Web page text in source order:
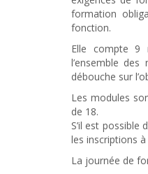
formation
fonction.
Elle compte 9
l’ensemble
débouche sur
Les modules
de 18.
S’il est
les inscriptions
La journée de